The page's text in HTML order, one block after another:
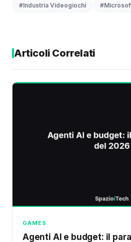
#Industria Videogiochi
Articoli Correlati
GAMES
Agenti AI e budget: il